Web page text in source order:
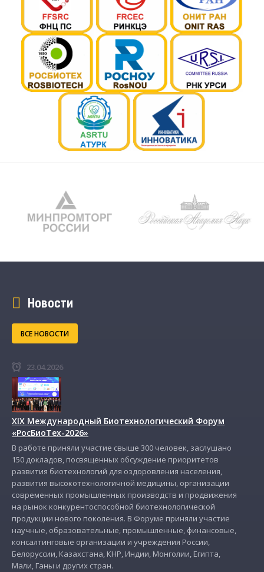
Новости
ВСЕ НОВОСТИ
23.04.2026
ХIX Международный Биотехнологический Форум
«РосБиоТех-2026»
В работе приняли участие свыше 300 человек, заслушано
150 докладов, посвященных обсуждение приоритетов
развития биотехнологий для оздоровления населения,
развития высокотехнологичной медицины, организации
современных промышленных производств и продвижения
на рынок конкурентоспособной биотехнологической
продукции нового поколения. В Форуме приняли участие
научные, образовательные, промышленные, финансовые,
консалтинговые организации и учреждения России,
Белоруссии, Казахстана, КНР, Индии, Монголии, Египта,
Мали, Ганы и других стран.